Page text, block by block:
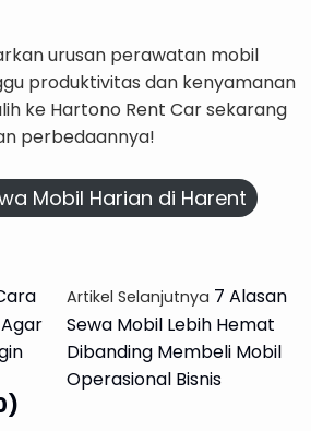
urusan perawatan mobil
produktivitas dan kenyamanan
ke Hartono Rent Car sekarang
perbedaannya!
Mobil Harian di Harent
Artikel Selanjutnya 7 Alasan
Sewa Mobil Lebih Hemat
Dibanding Membeli Mobil
Operasional Bisnis